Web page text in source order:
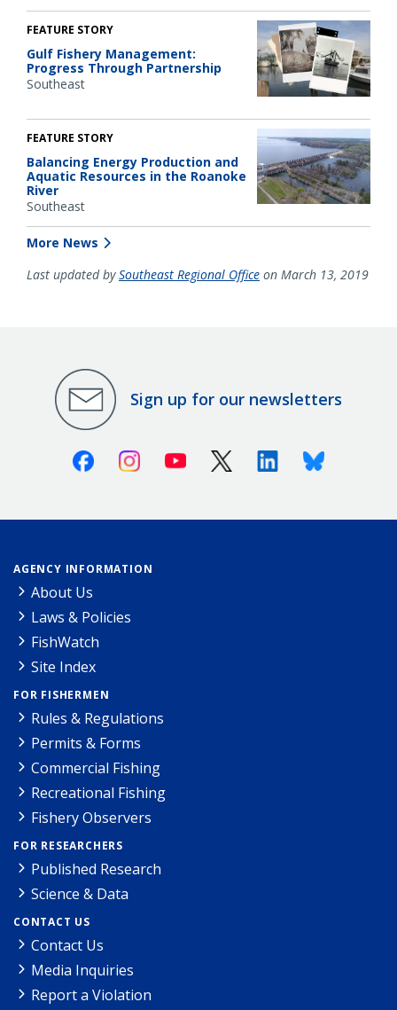
FEATURE STORY
Gulf Fishery Management:
Progress Through Partnership
Southeast
FEATURE STORY
Balancing Energy Production and
Aquatic Resources in the Roanoke
River
Southeast
More News
Last updated bySoutheast Regional Office on March 13, 2019
Sign up for our newsletters
FacebookInstagramYoutube X (Twitter)LinkedinBluesky
AGENCY INFORMATION
About Us
Laws & Policies
FishWatch
Site Index
FOR FISHERMEN
Rules & Regulations
Permits & Forms
Commercial Fishing
Recreational Fishing
Fishery Observers
FOR RESEARCHERS
Published Research
Science & Data
CONTACT US
Contact Us
Media Inquiries
Report a Violation